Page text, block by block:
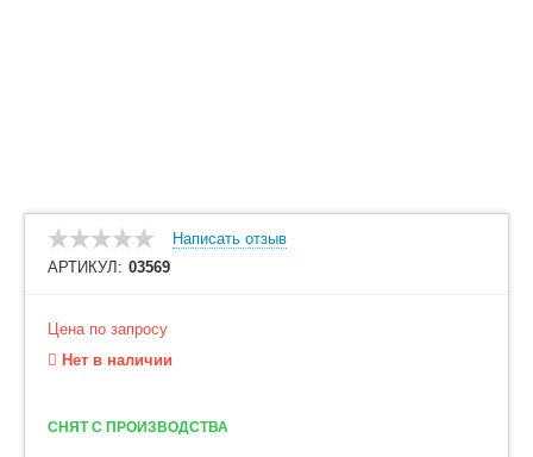
Написать отзыв
АРТИКУЛ: 03569
Цена по запросу
Нет в наличии
СНЯТ С ПРОИЗВОДСТВА